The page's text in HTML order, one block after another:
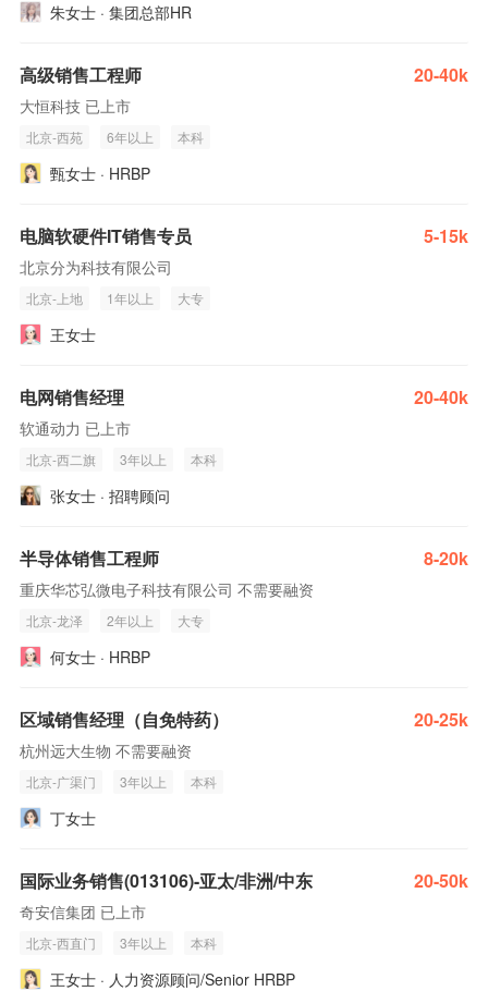
朱女士 · 集团总部HR
高级销售工程师 20-40k
大恒科技 已上市
北京-西苑 6年以上 本科
甄女士 · HRBP
电脑软硬件IT销售专员 5-15k
北京分为科技有限公司
北京-上地 1年以上 大专
王女士
电网销售经理 20-40k
软通动力 已上市
北京-西二旗 3年以上 本科
张女士 · 招聘顾问
半导体销售工程师 8-20k
重庆华芯弘微电子科技有限公司 不需要融资
北京-龙泽 2年以上 大专
何女士 · HRBP
区域销售经理（自免特药） 20-25k
杭州远大生物 不需要融资
北京-广渠门 3年以上 本科
丁女士
国际业务销售(013106)-亚太/非洲/中东 20-50k
奇安信集团 已上市
北京-西直门 3年以上 本科
王女士 · 人力资源顾问/Senior HRBP